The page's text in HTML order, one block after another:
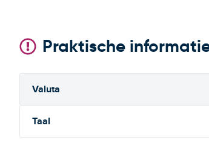
Praktische
Valuta
Taal